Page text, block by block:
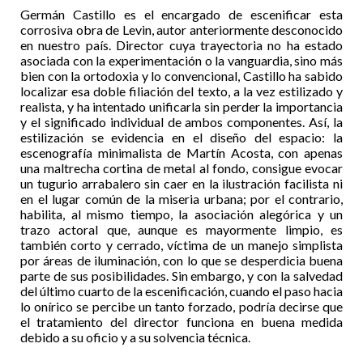
Germán Castillo es el encargado de escenificar esta
corrosiva obra de Levin, autor anteriormente desconocido
en nuestro país. Director cuya trayectoria no ha estado
asociada con la experimentación o la vanguardia, sino más
bien con la ortodoxia y lo convencional, Castillo ha sabido
localizar esa doble filiación del texto, a la vez estilizado y
realista, y ha intentado unificarla sin perder la importancia
y el significado individual de ambos componentes. Así, la
estilización se evidencia en el diseño del espacio: la
escenografía minimalista de Martín Acosta, con apenas
una maltrecha cortina de metal al fondo, consigue evocar
un tugurio arrabalero sin caer en la ilustración facilista ni
en el lugar común de la miseria urbana; por el contrario,
habilita, al mismo tiempo, la asociación alegórica y un
trazo actoral que, aunque es mayormente limpio, es
también corto y cerrado, víctima de un manejo simplista
por áreas de iluminación, con lo que se desperdicia buena
parte de sus posibilidades. Sin embargo, y con la salvedad
del último cuarto de la escenificación, cuando el paso hacia
lo onírico se percibe un tanto forzado, podría decirse que
el tratamiento del director funciona en buena medida
debido a su oficio y a su solvencia técnica.